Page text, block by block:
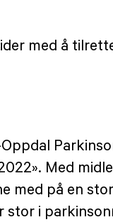
med å
Med
på en
i